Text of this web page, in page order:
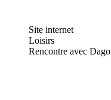
Site internet
Loisirs
Rencontre avec Dago